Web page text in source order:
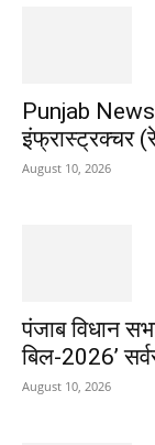
Punjab
इंफ्रास्ट्रक्चर
August 10, 2026
पंजाब विधान
बिल-2026’
August 10, 2026